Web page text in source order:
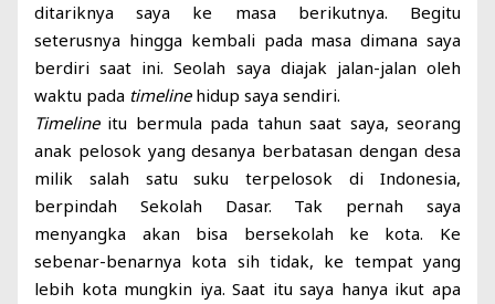
ditariknya saya ke masa berikutnya. Begitu
seterusnya hingga kembali pada masa dimana saya
berdiri saat ini. Seolah saya diajak jalan-jalan oleh
waktu pada timelinehidup saya sendiri.
Timelineitu bermula pada tahun saat saya, seorang
anak pelosok yang desanya berbatasan dengan desa
milik salah satu suku terpelosok di Indonesia,
berpindah Sekolah Dasar. Tak pernah saya
menyangka akan bisa bersekolah ke kota. Ke
sebenar-benarnya kota sih tidak, ke tempat yang
lebih kota mungkin iya. Saat itu saya hanya ikut apa